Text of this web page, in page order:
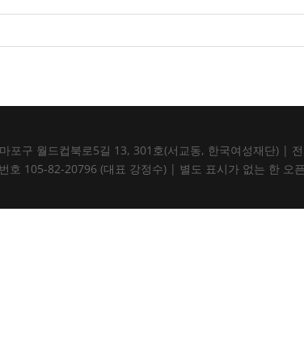
포구 월드컵북로5길 13, 301호(서교동, 한국여성재단)
105-82-20796 (대표 강정수) | 별도 표시가 없는 한 오